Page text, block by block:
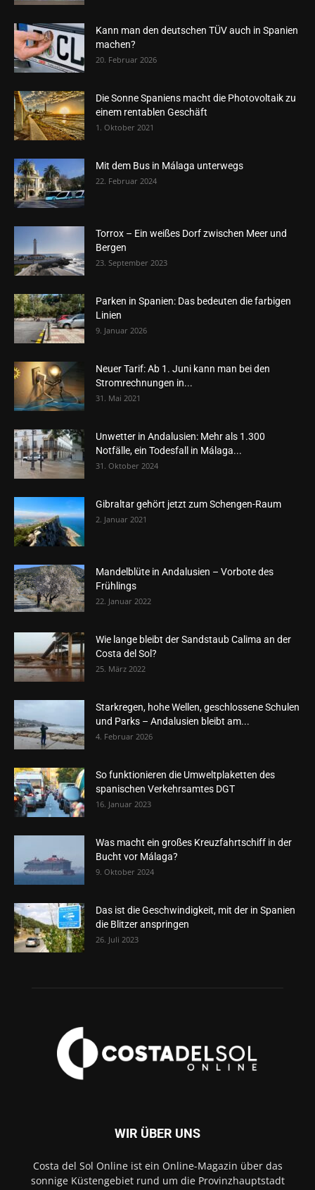
Kann man den deutschen TÜV auch in Spanien
machen?
20. Februar 2026
Die Sonne Spaniens macht die Photovoltaik zu
einem rentablen Geschäft
1. Oktober 2021
Mit dem Bus in Málaga unterwegs
22. Februar 2024
Torrox – Ein weißes Dorf zwischen Meer und
Bergen
23. September 2023
Parken in Spanien: Das bedeuten die farbigen
Linien
9. Januar 2026
Neuer Tarif: Ab 1. Juni kann man bei den
Stromrechnungen in...
31. Mai 2021
Unwetter in Andalusien: Mehr als 1.300
Notfälle, ein Todesfall in Málaga...
31. Oktober 2024
Gibraltar gehört jetzt zum Schengen-Raum
2. Januar 2021
Mandelblüte in Andalusien – Vorbote des
Frühlings
22. Januar 2022
Wie lange bleibt der Sandstaub Calima an der
Costa del Sol?
25. März 2022
Starkregen, hohe Wellen, geschlossene Schulen
und Parks – Andalusien bleibt am...
4. Februar 2026
So funktionieren die Umweltplaketten des
spanischen Verkehrsamtes DGT
16. Januar 2023
Was macht ein großes Kreuzfahrtschiff in der
Bucht vor Málaga?
9. Oktober 2024
Das ist die Geschwindigkeit, mit der in Spanien
die Blitzer anspringen
26. Juli 2023
WIR ÜBER UNS
Costa del Sol Online ist ein Online-Magazin über das
sonnige Küstengebiet rund um die Provinzhauptstadt